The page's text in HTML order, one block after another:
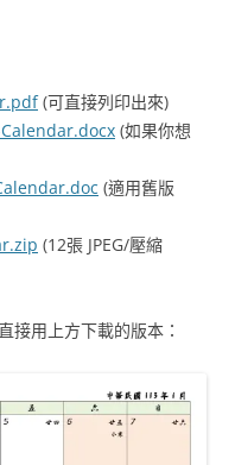
(可直接列印出來)
(如果你想
(適用舊版
(12張 JPEG/壓縮
接用上方下載的版本：